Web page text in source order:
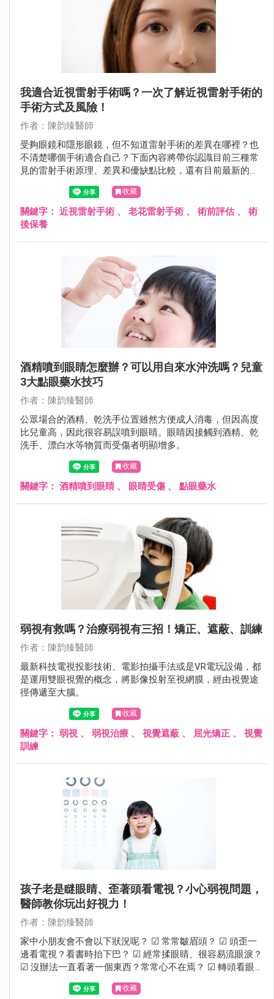
我適合近視雷射手術嗎？一次了解近視雷射手術的
手術方式及風險！
作者：陳韵臻醫師
受夠眼鏡和隱形眼鏡，但不知道雷射手術的差異在哪裡？也
不清楚哪個手術適合自己？下面內容將帶你認識目前三種常
見的雷射手術原理、差異和優缺點比較，還有目前最新的
SMILE Pro 和 LBV 老花雷射。
收藏
關鍵字： 近視雷射手術 、 老花雷射手術 、 術前評估 、 術
後保養
酒精噴到眼睛怎麼辦？可以用自來水沖洗嗎？兒童
3大點眼藥水技巧
作者：陳韵臻醫師
公眾場合的酒精、乾洗手位置雖然方便成人消毒，但因高度
比兒童高，因此很容易誤噴到眼睛。眼睛因接觸到酒精、乾
洗手、漂白水等物質而受傷者明顯增多。
收藏
關鍵字： 酒精噴到眼睛 、 眼睛受傷 、 點眼藥水
弱視有救嗎？治療弱視有三招！矯正、遮蔽、訓練
作者：陳韵臻醫師
最新科技電視投影技術、電影拍攝手法或是VR電玩設備，都
是運用雙眼視覺的概念，將影像投射至視網膜，經由視覺途
徑傳遞至大腦。
收藏
關鍵字： 弱視 、 弱視治療 、 視覺遮蔽 、 屈光矯正 、 視覺
訓練
孩子老是瞇眼睛、歪著頭看電視？小心弱視問題，
醫師教你玩出好視力！
作者：陳韵臻醫師
家中小朋友會不會以下狀況呢？ ☑ 常常皺眉頭？ ☑ 頭歪一
邊看電視？看書時抬下巴？ ☑ 經常揉眼睛、很容易流眼淚？
☑ 沒辦法一直看著一個東西？常常心不在焉？ ☑ 轉頭看眼
前的東西？ 若有這些狀況建議進一步檢查，需留意是否有弱
視的可能性。
收藏